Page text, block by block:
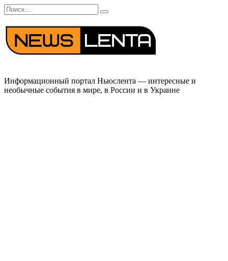
Перейти
к
содержанию
Search
for:
Информационный портал Ньюслента — интересные и
необычные события в мире, в России и в Украине